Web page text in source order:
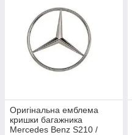
Оригінальна емблема
кришки багажника
Mercedes Benz S210 /